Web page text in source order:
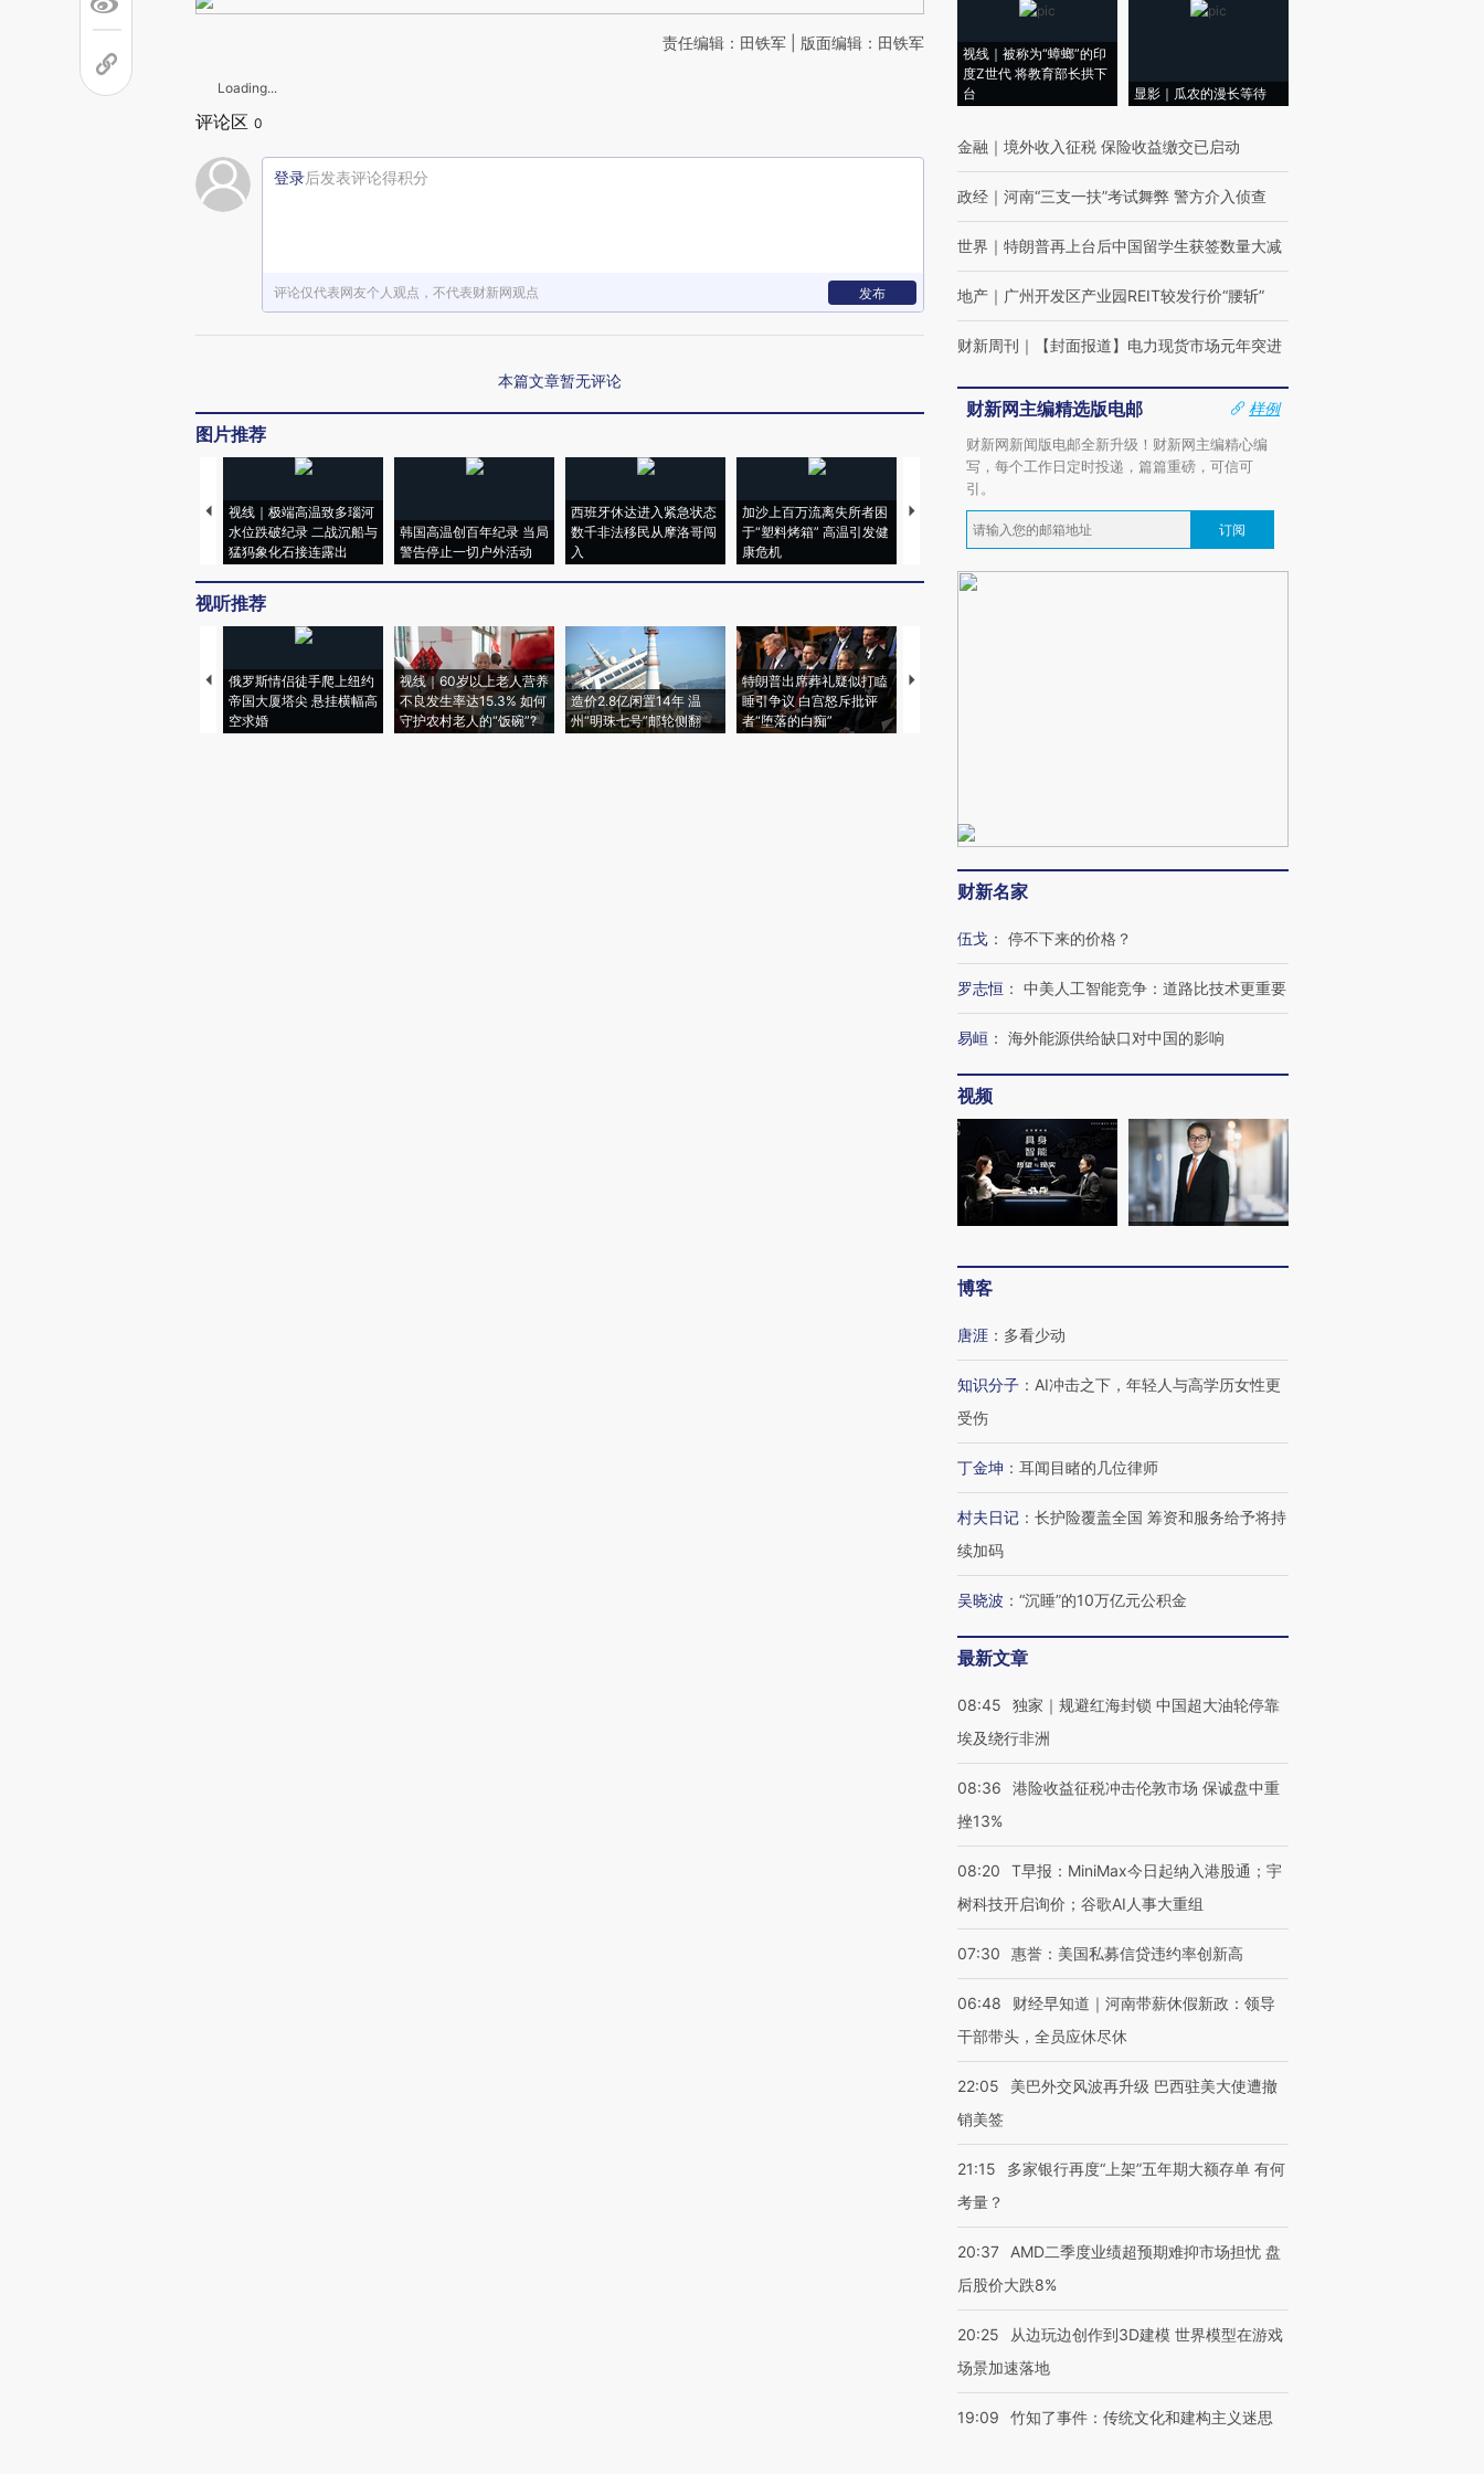
责任编辑：田铁军 | 版面编辑：田铁军
Loading...
评论区 0
登录后发表评论得积分
评论仅代表网友个人观点，不代表财新网观点 发布
本篇文章暂无评论
图片推荐
视线｜极端高温致多瑙河
水位跌破纪录 二战沉船与
猛犸象化石接连露出
韩国高温创百年纪录 当局
警告停止一切户外活动
西班牙休达进入紧急状态
数千非法移民从摩洛哥闯
入
加沙上百万流离失所者困
于“塑料烤箱” 高温引发健
康危机
马航飞行员跨国走私7万
粒摇头丸 尿检体内含3种
泽连斯基密集出访美英 索
要防空导弹“救急”
13人遇难
视听推荐
俄罗斯情侣徒手爬上纽约
帝国大厦塔尖 悬挂横幅高
空求婚
视线｜60岁以上老人营养
不良发生率达15.3% 如何
守护农村老人的“饭碗”?
造价2.8亿闲置14年 温
州“明珠七号”邮轮侧翻
特朗普出席葬礼疑似打瞌
睡引争议 白宫怒斥批评
者“堕落的白痴”
视线｜全球最热百城独占
视线｜被称为“蟑螂”的印
度Z世代 将教育部长拱下
台
显影｜瓜农的漫长等待
金融 ｜ 境外收入征税 保险收益缴交已启动
政经 ｜ 河南“三支一扶”考试舞弊 警方介入侦查
世界 ｜ 特朗普再上台后中国留学生获签数量大减
地产 ｜ 广州开发区产业园REIT较发行价“腰斩”
财新周刊 ｜ 【封面报道】电力现货市场元年突进
财新网主编精选版电邮
样例
财新网新闻版电邮全新升级！财新网主编精心编
写，每个工作日定时投递，篇篇重磅，可信可
引。
订阅
财新名家
伍戈 ： 停不下来的价格？
罗志恒 ： 中美人工智能竞争：道路比技术更重要
易峘 ： 海外能源供给缺口对中国的影响
视频
博客
唐涯 ： 多看少动
知识分子 ： AI冲击之下，年轻人与高学历女性更
受伤
丁金坤 ： 耳闻目睹的几位律师
村夫日记 ： 长护险覆盖全国 筹资和服务给予将持
续加码
吴晓波 ： “沉睡”的10万亿元公积金
最新文章
08:45
独家｜规避红海封锁 中国超大油轮停靠
埃及绕行非洲
08:36
港险收益征税冲击伦敦市场 保诚盘中重
挫13%
08:20
T早报：MiniMax今日起纳入港股通；宇
树科技开启询价；谷歌AI人事大重组
07:30 惠誉：美国私募信贷违约率创新高
06:48
财经早知道｜河南带薪休假新政：领导
干部带头，全员应休尽休
22:05
美巴外交风波再升级 巴西驻美大使遭撤
销美签
21:15
多家银行再度“上架”五年期大额存单 有何
考量？
20:37
AMD二季度业绩超预期难抑市场担忧 盘
后股价大跌8%
20:25
从边玩边创作到3D建模 世界模型在游戏
场景加速落地
19:09 竹知了事件：传统文化和建构主义迷思